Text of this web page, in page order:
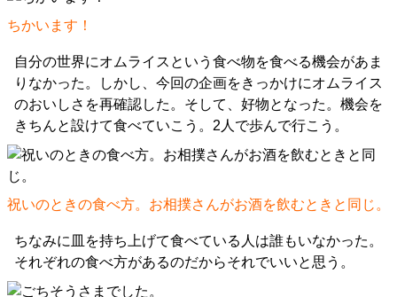
ちかいます！
自分の世界にオムライスという食べ物を食べる機会があま
りなかった。しかし、今回の企画をきっかけにオムライス
のおいしさを再確認した。そして、好物となった。機会を
きちんと設けて食べていこう。2人で歩んで行こう。
祝いのときの食べ方。お相撲さんがお酒を飲むときと同じ。
ちなみに皿を持ち上げて食べている人は誰もいなかった。
それぞれの食べ方があるのだからそれでいいと思う。